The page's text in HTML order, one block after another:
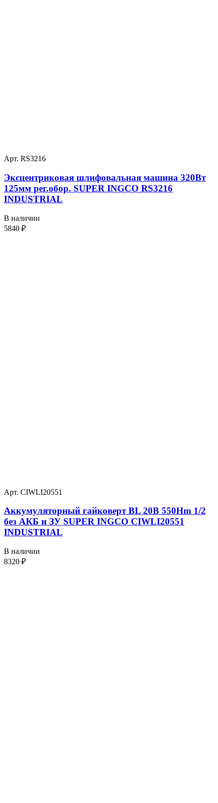
Арт. RS3216
Эксцентриковая шлифовальная машина 320Вт
125мм рег.обор. SUPER INGCO RS3216
INDUSTRIAL
В наличии
5840 ₽
Арт. CIWLI20551
Аккумуляторный гайковерт BL 20В 550Hm 1/2
без АКБ и ЗУ SUPER INGCO CIWLI20551
INDUSTRIAL
В наличии
8320 ₽